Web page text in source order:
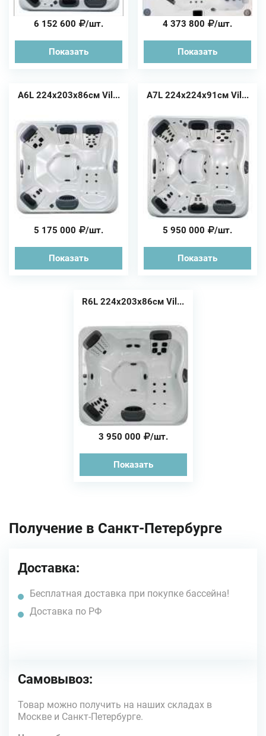
6 152 600 /шт.
Показать
4 373 800 /шт.
Показать
A6L 224x203x86см Vil...
5 175 000 /шт.
Показать
A7L 224x224x91см Vil...
5 950 000 /шт.
Показать
R6L 224x203x86см Vil...
3 950 000 /шт.
Показать
Получение в Санкт-Петербурге
Доставка:
Бесплатная доставка при покупке бассейна!
Доставка по РФ
Самовывоз:
Товар можно получить на наших складах в
Москве и Санкт-Петербурге.